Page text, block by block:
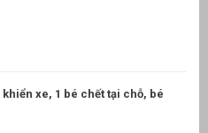
xe, 1 bé chết tại chỗ, bé